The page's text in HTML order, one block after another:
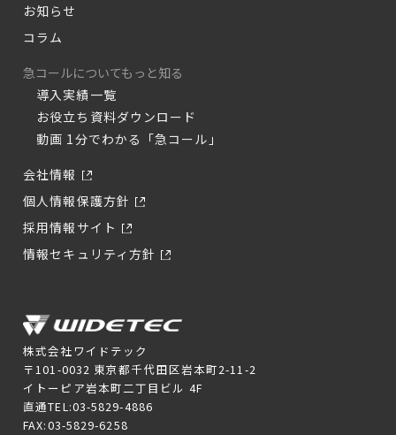
お知らせ
コラム
急コールについてもっと知る
導入実績一覧
お役立ち資料ダウンロード
動画 1分でわかる「急コール」
会社情報
個人情報保護方針
採用情報サイト
情報セキュリティ方針
株式会社ワイドテック
〒101-0032 東京都千代田区岩本町2-11-2
イトーピア岩本町二丁目ビル 4F
直通TEL:03-5829-4886
FAX:03-5829-6258